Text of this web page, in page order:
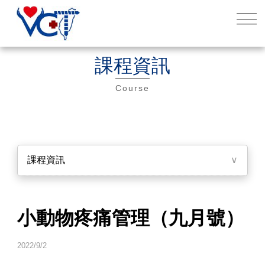
課程資訊
Course
課程資訊 ∨
小動物疼痛管理（九月號）
2022/9/2